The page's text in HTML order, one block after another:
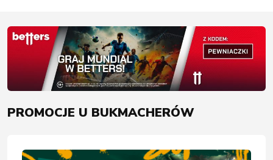
PROMOCJE U BUKMACHERÓW